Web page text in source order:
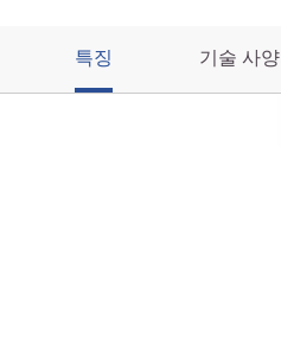
특징 기술 사양